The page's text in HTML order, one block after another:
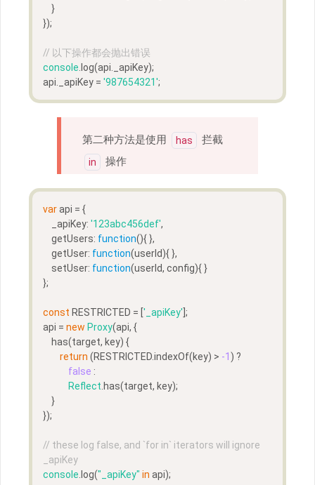
    }
});
// 以下操作都会抛出错误
console .log(api._apiKey);
api._apiKey = '987654321';
第二种方法是使用 has 拦截
in 操作
var api = {
    _apiKey:
'123abc456def',
    getUsers:
function(){ },
    getUser:
function(userId){ },
    setUser:
function(userId, config){ }
};
const RESTRICTED = [ '_apiKey' ];
api = new Proxy(api, {
    has(target, key) {
return (RESTRICTED.indexOf(key) > -1 ) ?
false :
Reflect .has(target, key);
    }
});
// these log false, and `for in` iterators will ignore
_apiKey
console .log("_apiKey" in api);